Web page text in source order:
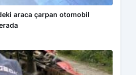
Son Yolculuğuna Uğurlandı
araca çarpan otomobil